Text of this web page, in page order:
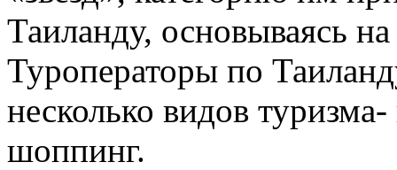
Таиланду, основываясь
Туроператоры по
несколько видов
шоппинг.